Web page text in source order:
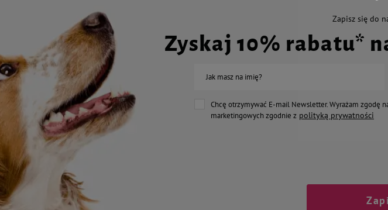
Zapisz się do
Zyskaj 10% rabatu*
Jak masz na imię?
Chcę otrzymywać E-mail Newsletter. Wyrażam zgodę
marketingowych zgodnie z polityką prywatności